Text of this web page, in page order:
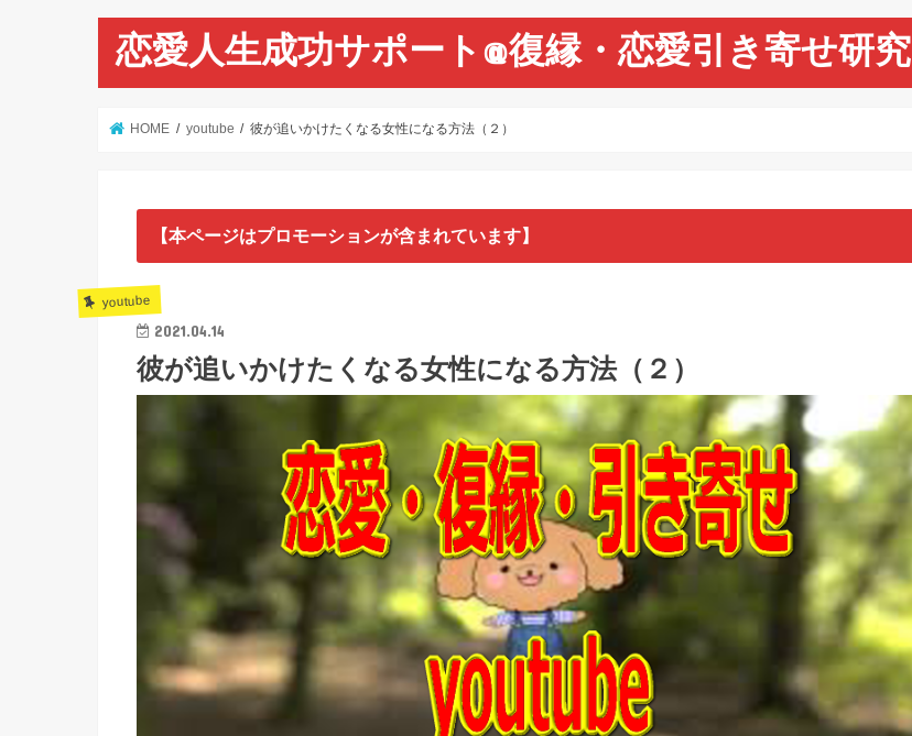
恋愛人生成功サポート@復縁・恋愛引き寄せ研究
HOME youtube 彼が追いかけたくなる女性になる方法（２）
【本ページはプロモーションが含まれています】
youtube
2021.04.14
彼が追いかけたくなる女性になる方法（２）